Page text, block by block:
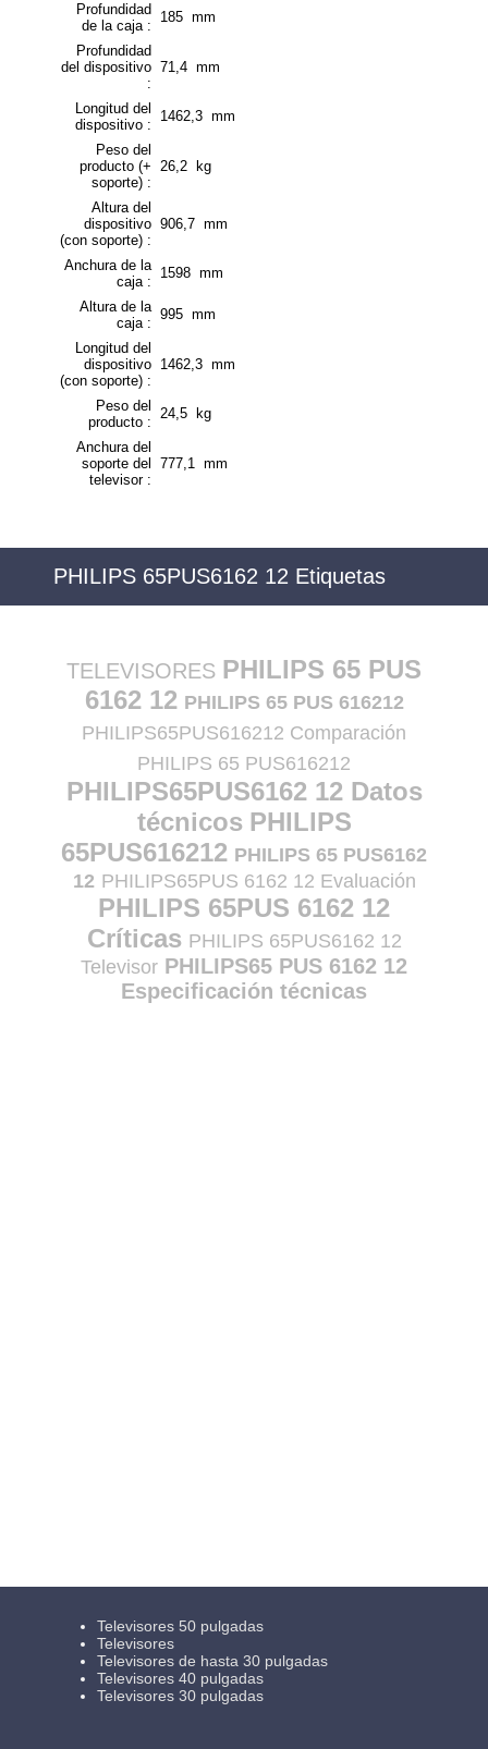
Profundidad
de la caja :
185 mm
Profundidad
del dispositivo
:
71,4 mm
Longitud del
dispositivo :
1462,3 mm
Peso del
producto (+
soporte) :
26,2 kg
Altura del
dispositivo
(con soporte) :
906,7 mm
Anchura de la
caja :
1598 mm
Altura de la
caja :
995 mm
Longitud del
dispositivo
(con soporte) :
1462,3 mm
Peso del
producto :
24,5 kg
Anchura del
soporte del
televisor :
777,1 mm
PHILIPS 65PUS6162 12 Etiquetas
TELEVISORES PHILIPS 65 PUS
6162 12 PHILIPS 65 PUS 616212
PHILIPS65PUS616212 Comparación
PHILIPS 65 PUS616212
PHILIPS65PUS6162 12 Datos
técnicos PHILIPS
65PUS616212 PHILIPS 65 PUS6162
12 PHILIPS65PUS 6162 12 Evaluación
PHILIPS 65PUS 6162 12
Críticas PHILIPS 65PUS6162 12
Televisor PHILIPS65 PUS 6162 12
Especificación técnicas
Televisores 50 pulgadas
Televisores
Televisores de hasta 30 pulgadas
Televisores 40 pulgadas
Televisores 30 pulgadas